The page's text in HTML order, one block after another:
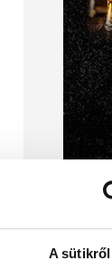
A sütikről
KÖZÉLET